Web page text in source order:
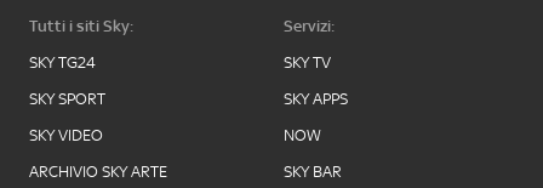
Tutti i siti Sky:
SKY TG24
SKY SPORT
SKY VIDEO
ARCHIVIO SKY ARTE
Servizi:
SKY TV
SKY APPS
NOW
SKY BAR